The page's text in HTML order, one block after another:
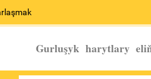
Gurluşyk harytlary